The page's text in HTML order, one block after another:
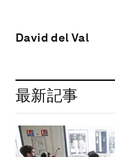
David del Val
最新記事